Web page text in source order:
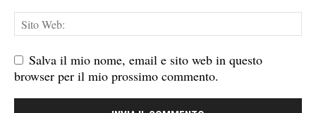
Salva il mio nome, email e sito web in questo
browser per il mio prossimo commento.